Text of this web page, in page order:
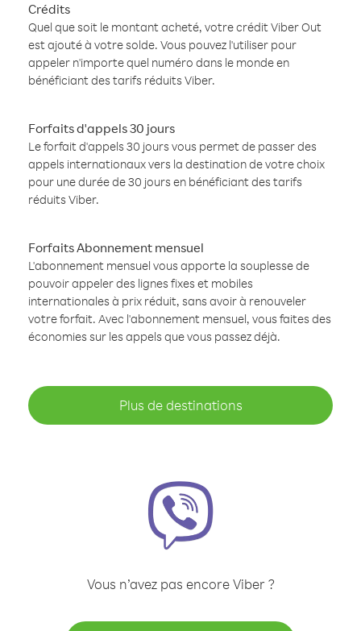
Crédits
Quel que soit le montant acheté, votre crédit Viber Out
est ajouté à votre solde. Vous pouvez l'utiliser pour
appeler n'importe quel numéro dans le monde en
bénéficiant des tarifs réduits Viber.
Forfaits d'appels 30 jours
Le forfait d'appels 30 jours vous permet de passer des
appels internationaux vers la destination de votre choix
pour une durée de 30 jours en bénéficiant des tarifs
réduits Viber.
Forfaits Abonnement mensuel
L'abonnement mensuel vous apporte la souplesse de
pouvoir appeler des lignes fixes et mobiles
internationales à prix réduit, sans avoir à renouveler
votre forfait. Avec l'abonnement mensuel, vous faites des
économies sur les appels que vous passez déjà.
Plus de destinations
Vous n’avez pas encore Viber ?